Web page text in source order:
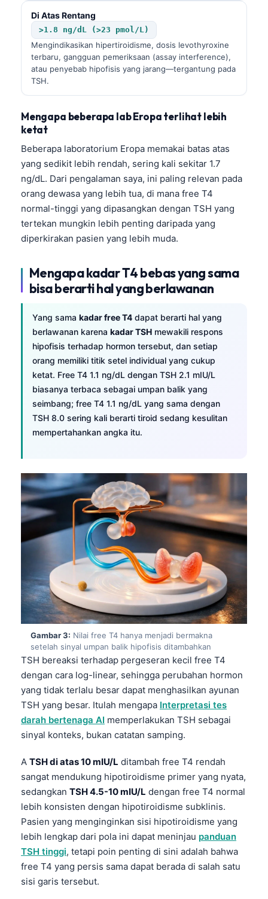
Di Atas Rentang
>1.8 ng/dL (>23 pmol/L)
Mengindikasikan hipertiroidisme, dosis levothyroxine
terbaru, gangguan pemeriksaan (assay interference),
atau penyebab hipofisis yang jarang—tergantung pada
TSH.
Mengapa beberapa lab Eropa terlihat lebih
ketat
Beberapa laboratorium Eropa memakai batas atas
yang sedikit lebih rendah, sering kali sekitar 1.7
ng/dL. Dari pengalaman saya, ini paling relevan pada
orang dewasa yang lebih tua, di mana free T4
normal-tinggi yang dipasangkan dengan TSH yang
tertekan mungkin lebih penting daripada yang
diperkirakan pasien yang lebih muda.
Mengapa kadar T4 bebas yang sama
bisa berarti hal yang berlawanan
Yang sama kadar free T4 dapat berarti hal yang
berlawanan karena kadar TSH mewakili respons
hipofisis terhadap hormon tersebut, dan setiap
orang memiliki titik setel individual yang cukup
ketat. Free T4 1.1 ng/dL dengan TSH 2.1 mIU/L
biasanya terbaca sebagai umpan balik yang
seimbang; free T4 1.1 ng/dL yang sama dengan
TSH 8.0 sering kali berarti tiroid sedang kesulitan
mempertahankan angka itu.
Gambar 3: Nilai free T4 hanya menjadi bermakna
setelah sinyal umpan balik hipofisis ditambahkan
TSH bereaksi terhadap pergeseran kecil free T4
dengan cara log-linear, sehingga perubahan hormon
yang tidak terlalu besar dapat menghasilkan ayunan
TSH yang besar. Itulah mengapa Interpretasi tes
darah bertenaga AI memperlakukan TSH sebagai
sinyal konteks, bukan catatan samping.
A TSH di atas 10 mIU/L ditambah free T4 rendah
sangat mendukung hipotiroidisme primer yang nyata,
sedangkan TSH 4.5-10 mIU/L dengan free T4 normal
lebih konsisten dengan hipotiroidisme subklinis.
Pasien yang menginginkan sisi hipotiroidisme yang
lebih lengkap dari pola ini dapat meninjau panduan
TSH tinggi, tetapi poin penting di sini adalah bahwa
free T4 yang persis sama dapat berada di salah satu
sisi garis tersebut.